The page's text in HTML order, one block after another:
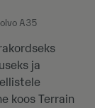
A35
ja
koos Terrain